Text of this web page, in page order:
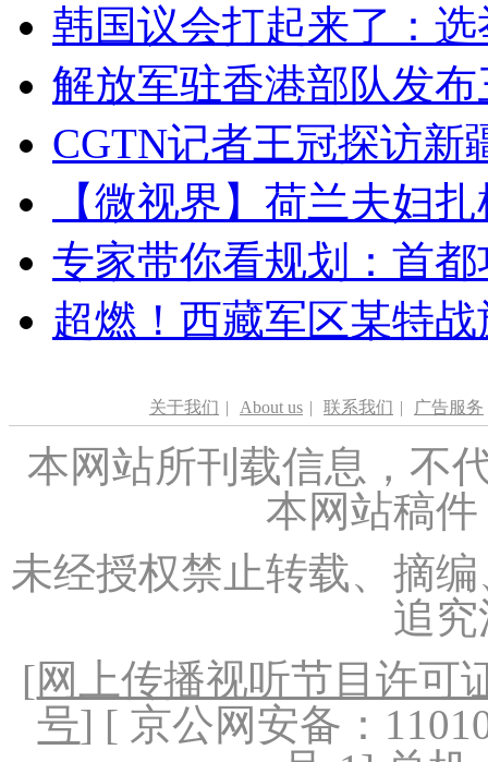
韩国议会打起来了：
解放军驻香港部队发
CGTN记者王冠探访新
【微视界】荷兰夫妇
专家带你看规划：首
超燃！西藏军区某特
关于我们 | About us | 联系我们 | 广告服务
本网站所刊载信息，不
本网站稿
未经授权禁止转载、摘
追
[网上传播视听节目许可
号] [ 京公网安备：